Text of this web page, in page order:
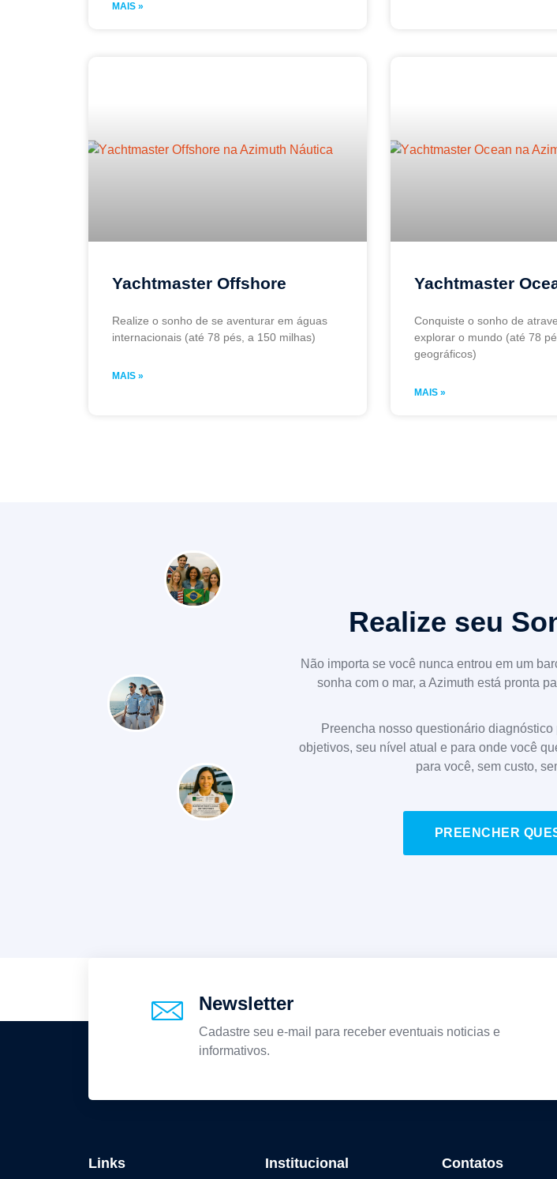
MAIS »
Yachtmaster Offshore
Realize o sonho de se aventurar em águas
internacionais (até 78 pés, a 150 milhas)
MAIS »
Yachtmaster
Conquiste o sonho de
explorar o mundo (até 78
geográficos)
MAIS »
Realize seu
Não importa se você nunca entrou em um
sonha com o mar, a Azimuth está pronta
Preencha nosso questionário
objetivos, seu nível atual e para onde você
para você, sem custo,
PREENCHER
Newsletter
Cadastre seu e-mail para receber eventuais noticias e
informativos.
Links Institucional Contatos